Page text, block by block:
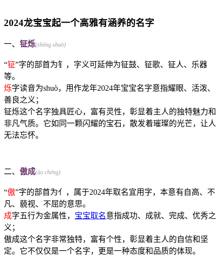
2024龙宝宝起一个高雅有涵养的名字
一、 钲烁(zhēng shuò)
“钲”字的部首为钅，字义可延伸为钲鼓、钲歌、钲人、乐器
等。
烁字读音为shuò，用作龙年2024年宝宝名字意指耀眼、活泼、
善良之义；
钲烁这个名字独具匠心，富有灵性，彰显着主人的独特魅力和
非凡气质。它如同一颗闪耀的宝石，散发着璀璨的光芒，让人
无法忘怀。
二、 傲成(ào chéng)
“傲”字的部首为亻，属于2024年取名宜用字，本意有自高、不
凡、藐视、不屈的意思。
成字五行为金属性， 宝宝取名意指成功、成就、完成、优秀之
义；
傲成这个名字非常独特，富有个性，彰显着主人的自信和坚
定。它不仅仅是一个名字，更是一种态度和品质的体现。